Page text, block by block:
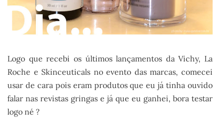
Logo que recebi os últimos lançamentos da Vichy, La
Roche e Skinceuticals no evento das marcas, comecei
usar de cara pois eram produtos que eu já tinha ouvido
falar nas revistas gringas e já que eu ganhei, bora testar
logo né ?